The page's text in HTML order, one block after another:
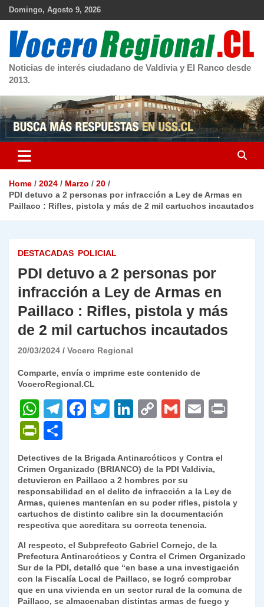
Skip
Domingo, Agosto 9, 2026
Noticias de interés ciudadano de Valdivia y El Ranco desde
2013.
Home 2024 Marzo
20
PDI detuvo a 2 personas por infracción a Ley de Armas en
Paillaco : Rifles, pistola y más de 2 mil cartuchos incautados
DESTACADAS POLICIAL
PDI detuvo a 2 personas por
infracción a Ley de Armas en
Paillaco : Rifles, pistola y más
de 2 mil cartuchos incautados
20/03/2024 Vocero Regional
Comparte, envía o imprime este contenido de
VoceroRegional.CL
W
h
at
s
A
p
p
T
gr
a
m
F
e
b
o
o
k
T
er
Li
e
dI
n
C
y
Li
n
k
G
l
E
l
P
ri
nt
Fr
ie
n
dl
y
o
m
p
ar
tir
Detectives de la Brigada Antinarcóticos y Contra el
Crimen Organizado (BRIANCO) de la PDI Valdivia,
detuvieron en Paillaco a 2 hombres por su
responsabilidad en el delito de infracción a la Ley de
Armas, quienes mantenían en su poder rifles, pistola y
cartuchos de distinto calibre sin la documentación
respectiva que acreditara su correcta tenencia.
Al respecto, el Subprefecto Gabriel Cornejo, de la
Prefectura Antinarcóticos y Contra el Crimen Organizado
Sur de la PDI, detalló que “en base a una investigación
con la Fiscalía Local de Paillaco, se logró comprobar
que en una vivienda en un sector rural de la comuna de
Paillaco, se almacenaban distintas armas de fuego y